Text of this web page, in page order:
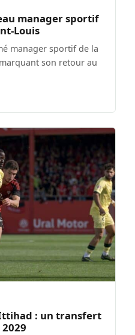
manager sportif
Louis
manager sportif de la
son retour au
: un transfert